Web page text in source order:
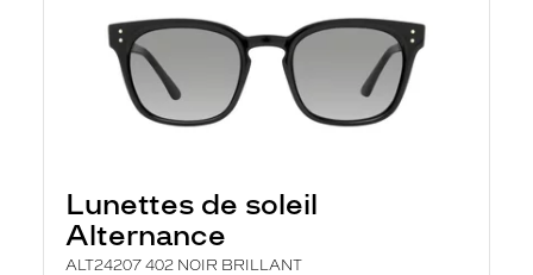
Lunettes de soleil
Alternance
ALT24207 402 NOIR BRILLANT